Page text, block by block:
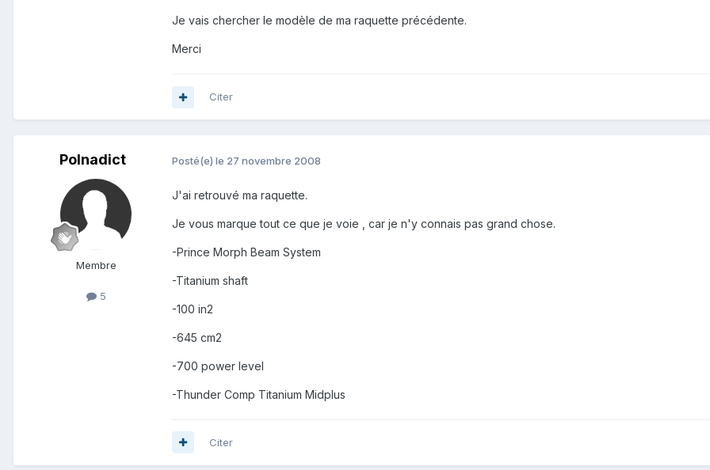
Je vais chercher le modèle de ma raquette précédente.
Merci
Citer
Polnadict
Membre
5
Posté(e) le 27 novembre 2008
J'ai retrouvé ma raquette.
Je vous marque tout ce que je voie , car je n'y connais pas grand chose.
-Prince Morph Beam System
-Titanium shaft
-100 in2
-645 cm2
-700 power level
-Thunder Comp Titanium Midplus
Citer